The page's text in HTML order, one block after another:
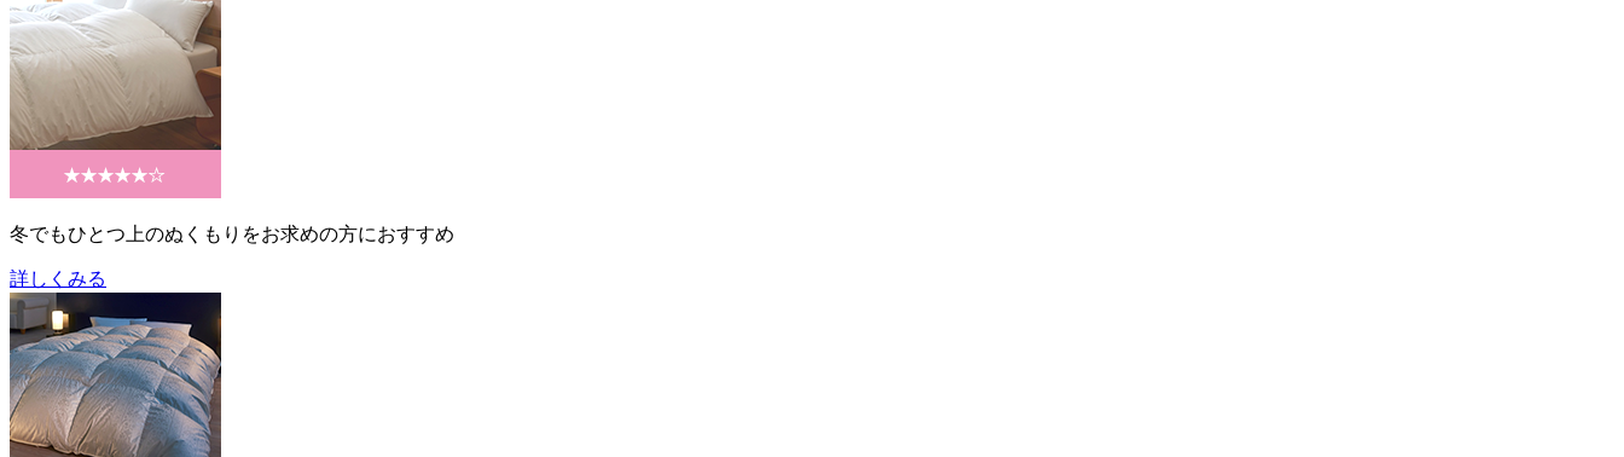
冬でもひとつ上のぬくもりをお求めの方におすすめ
詳しくみる